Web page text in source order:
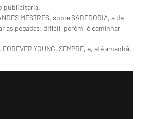
publicitária.
MESTRES, sobre SABEDORIA, a de
as pegadas; difícil, porém, é caminhar
YOUNG, SEMPRE, e, até amanhã.